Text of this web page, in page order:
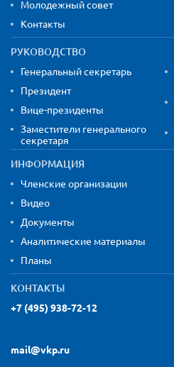
Молодежный совет
Контакты
РУКОВОДСТВО
Генеральный секретарь
Президент
Вице-президенты
Заместители генерального
секретаря
ИНФОРМАЦИЯ
Членские организации
Видео
Документы
Аналитические материалы
Планы
КОНТАКТЫ
+7 (495) 938-72-12
mail@vkp.ru